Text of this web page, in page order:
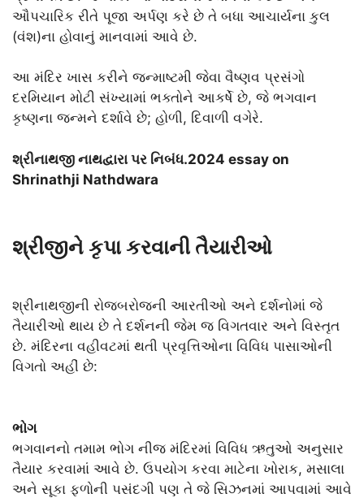
ઔપચારિક રીતે પૂજા અર્પણ કરે છે તે બધા આચાર્યના કુલ
(વંશ)ના હોવાનું માનવામાં આવે છે.
આ મંદિર ખાસ કરીને જન્માષ્ટમી જેવા વૈષ્ણવ પ્રસંગો
દરમિયાન મોટી સંખ્યામાં ભક્તોને આકર્ષે છે, જે ભગવાન
કૃષ્ણના જન્મને દર્શાવે છે; હોળી, દિવાળી વગેરે.
શ્રીનાથજી નાથદ્વારા પર નિબંધ.2024 essay on
Shrinathji Nathdwara
શ્રીજીને કૃપા કરવાની તૈયારીઓ
શ્રીનાથજીની રોજબરોજની આરતીઓ અને દર્શનોમાં જે
તૈયારીઓ થાય છે તે દર્શનની જેમ જ વિગતવાર અને વિસ્તૃત
છે. મંદિરના વહીવટમાં થતી પ્રવૃત્તિઓના વિવિધ પાસાઓની
વિગતો અહીં છે:
ભોગ
ભગવાનનો તમામ ભોગ નીજ મંદિરમાં વિવિધ ઋતુઓ અનુસાર
તૈયાર કરવામાં આવે છે. ઉપયોગ કરવા માટેના ખોરાક, મસાલા
અને સૂકા ફળોની પસંદગી પણ તે જે સિઝનમાં આપવામાં આવે